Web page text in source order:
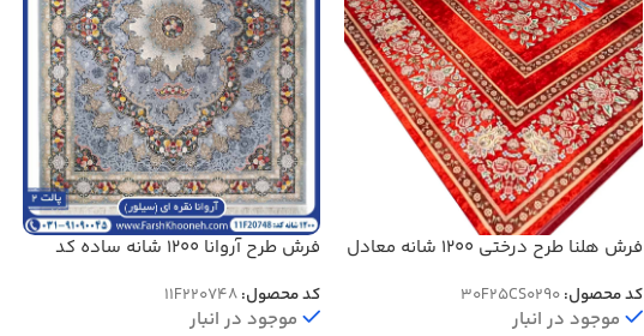
فرش هلنا طرح درختی 1200 شانه معادل
کد محصول:30F25CS0290
موجود در انبار
فرش طرح آروانا 1200 شانه ساده کد
کد محصول:11F220748
موجود در انبار